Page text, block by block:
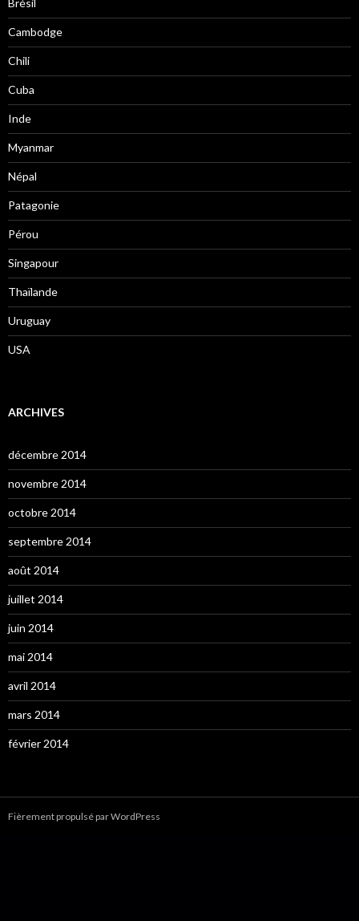
Brésil
Cambodge
Chili
Cuba
Inde
Myanmar
Népal
Patagonie
Pérou
Singapour
Thaïlande
Uruguay
USA
ARCHIVES
décembre 2014
novembre 2014
octobre 2014
septembre 2014
août 2014
juillet 2014
juin 2014
mai 2014
avril 2014
mars 2014
février 2014
Fièrement propulsé par WordPress